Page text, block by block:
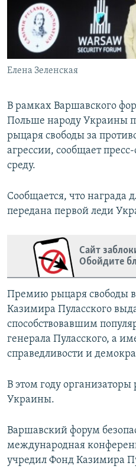
ПОБЕДИТЕЛЕЙ НЕ СУДЯТ?
КРЫМ.НЕПОКОРЕННЫЙ
ELIFBE
УКРАИНСКАЯ ПРОБЛЕМА КРЫМА
ПРИСОЕДИНЯЙТЕСЬ!
Елена Зеленская
В рамках Варшавского
Польше народу Украины
рыцаря свободы за
агрессии, сообщает
среду.
Сообщается, что награда
передана первой леди
Сайт
Обойдите
Премию рыцаря свободы
Казимира Пуласского
способствовавшим
генерала Пуласского, а
справедливости и
В этом году
Украины.
Варшавский форум
международная
учредил Фонд Казимира